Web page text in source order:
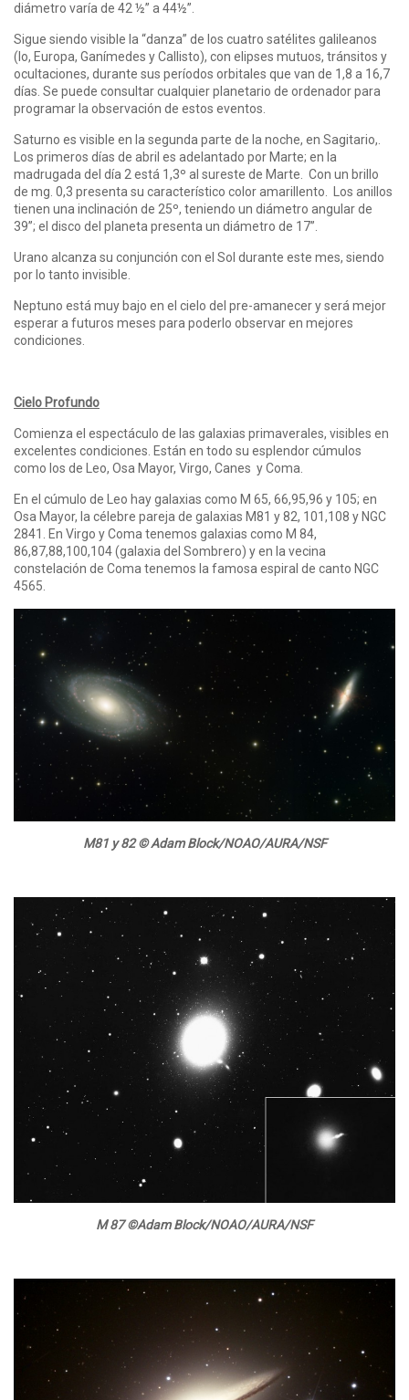
diámetro varía de 42 ½” a 44½”.
Sigue siendo visible la “danza” de los cuatro satélites galileanos
(Io, Europa, Ganímedes y Callisto), con elipses mutuos, tránsitos y
ocultaciones, durante sus períodos orbitales que van de 1,8 a 16,7
días. Se puede consultar cualquier planetario de ordenador para
programar la observación de estos eventos.
Saturno es visible en la segunda parte de la noche, en Sagitario,.
Los primeros días de abril es adelantado por Marte; en la
madrugada del día 2 está 1,3º al sureste de Marte. Con un brillo
de mg. 0,3 presenta su característico color amarillento. Los anillos
tienen una inclinación de 25º, teniendo un diámetro angular de
39”; el disco del planeta presenta un diámetro de 17”.
Urano alcanza su conjunción con el Sol durante este mes, siendo
por lo tanto invisible.
Neptuno está muy bajo en el cielo del pre-amanecer y será mejor
esperar a futuros meses para poderlo observar en mejores
condiciones.
Cielo Profundo
Comienza el espectáculo de las galaxias primaverales, visibles en
excelentes condiciones. Están en todo su esplendor cúmulos
como los de Leo, Osa Mayor, Virgo, Canes y Coma.
En el cúmulo de Leo hay galaxias como M 65, 66,95,96 y 105; en
Osa Mayor, la célebre pareja de galaxias M81 y 82, 101,108 y NGC
2841. En Virgo y Coma tenemos galaxias como M 84,
86,87,88,100,104 (galaxia del Sombrero) y en la vecina
constelación de Coma tenemos la famosa espiral de canto NGC
4565.
M81 y 82 © Adam Block/NOAO/AURA/NSF
M 87 ©Adam Block/NOAO/AURA/NSF